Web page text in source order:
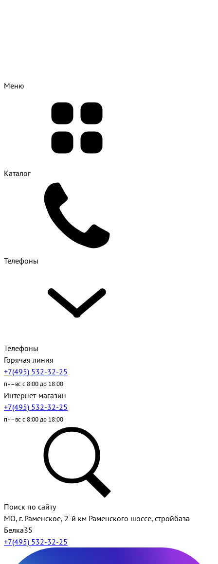
Меню
Каталог
Телефоны
Телефоны
Горячая линия
+7(495) 532-32-25
пн–вс с 8:00 до 18:00
Интернет-магазин
+7(495) 532-32-25
пн–вс с 8:00 до 18:00
Поиск по сайту
МО, г. Раменское, 2-й км Раменского шоссе, стройбаза
Белка35
+7(495) 532-32-25